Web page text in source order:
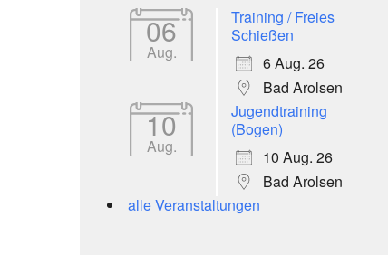
06
Aug.
Training / Freies
Schießen
6 Aug. 26
Bad Arolsen
10
Aug.
Jugendtraining
(Bogen)
10 Aug. 26
Bad Arolsen
alle Veranstaltungen